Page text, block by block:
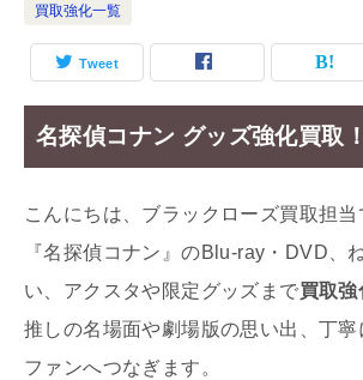
買取強化一覧
Tweet
名探偵コナン グッズ強化買取！
こんにちは、ブラックローズ買取担当
『名探偵コナン』のBlu-ray・DVD、
い、アクスタや限定グッズまで買取強
推しの名場面や劇場版の思い出、丁
ファンへつなぎます。